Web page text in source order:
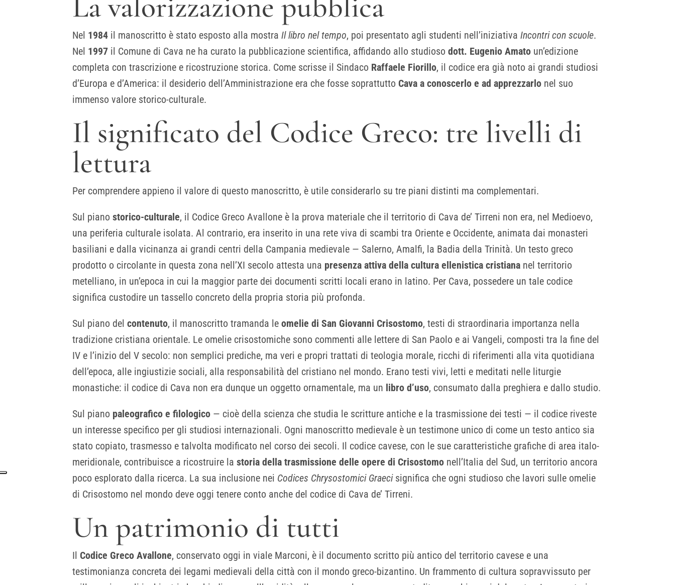
Nel 1984 il manoscritto è stato esposto alla mostraIl libro nel tempo, poi presentato agli studenti nell’iniziativaIncontri con scuole.
Nel 1997 il Comune di Cava ne ha curato la pubblicazione scientifica, affidando allo studiosodott. Eugenio Amato un’edizione
completa con trascrizione e ricostruzione storica. Come scrisse il Sindaco Raffaele Fiorillo, il codice era già noto ai grandi studiosi
d’Europa e d’America: il desiderio dell’Amministrazione era che fosse soprattutto Cava a conoscerlo e ad apprezzarlo nel suo
immenso valore storico-culturale.
Il significato del Codice Greco: tre livelli di
lettura
Per comprendere appieno il valore di questo manoscritto, è utile considerarlo su tre piani distinti ma complementari.
Sul pianostorico-culturale, il Codice Greco Avallone è la prova materiale che il territorio di Cava de’ Tirreni non era, nel Medioevo,
una periferia culturale isolata. Al contrario, era inserito in una rete viva di scambi tra Oriente e Occidente, animata dai monasteri
basiliani e dalla vicinanza ai grandi centri della Campania medievale — Salerno, Amalfi, la Badia della Trinità. Un testo greco
prodotto o circolante in questa zona nell’XI secolo attesta una presenza attiva della cultura ellenistica cristiana nel territorio
metelliano, in un’epoca in cui la maggior parte dei documenti scritti locali erano in latino. Per Cava, possedere un tale codice
significa custodire un tassello concreto della propria storia più profonda.
Sul piano delcontenuto, il manoscritto tramanda leomelie di San Giovanni Crisostomo, testi di straordinaria importanza nella
tradizione cristiana orientale. Le omelie crisostomiche sono commenti alle lettere di San Paolo e ai Vangeli, composti tra la fine del
IV e l’inizio del V secolo: non semplici prediche, ma veri e propri trattati di teologia morale, ricchi di riferimenti alla vita quotidiana
dell’epoca, alle ingiustizie sociali, alla responsabilità del cristiano nel mondo. Erano testi vivi, letti e meditati nelle liturgie
monastiche: il codice di Cava non era dunque un oggetto ornamentale, ma un libro d’uso, consumato dalla preghiera e dallo studio.
Sul piano paleografico e filologico — cioè della scienza che studia le scritture antiche e la trasmissione dei testi — il codice riveste
un interesse specifico per gli studiosi internazionali. Ogni manoscritto medievale è un testimone unico di come un testo antico sia
stato copiato, trasmesso e talvolta modificato nel corso dei secoli. Il codice cavese, con le sue caratteristiche grafiche di area italo-
meridionale, contribuisce a ricostruire lastoria della trasmissione delle opere di Crisostomo nell’Italia del Sud, un territorio ancora
poco esplorato dalla ricerca. La sua inclusione nei Codices Chrysostomici Graecisignifica che ogni studioso che lavori sulle omelie
di Crisostomo nel mondo deve oggi tenere conto anche del codice di Cava de’ Tirreni.
Un patrimonio di tutti
Il Codice Greco Avallone, conservato oggi in viale Marconi, è il documento scritto più antico del territorio cavese e una
testimonianza concreta dei legami medievali della città con il mondo greco-bizantino. Un frammento di cultura sopravvissuto per